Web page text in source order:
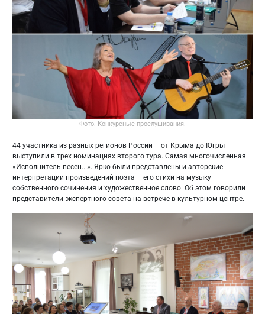
Фото. Конкурсные прослушивания.
44 участника из разных регионов России – от Крыма до Югры –
выступили в трех номинациях второго тура. Самая многочисленная –
«Исполнитель песен...». Ярко были представлены и авторские
интерпретации произведений поэта – его стихи на музыку
собственного сочинения и художественное слово. Об этом говорили
представители экспертного совета на встрече в культурном центре.